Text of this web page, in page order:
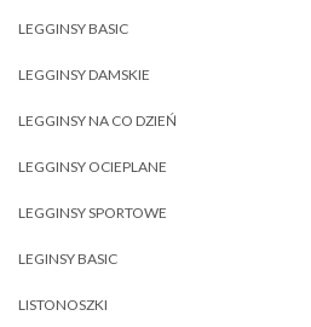
LEGGINSY BASIC
LEGGINSY DAMSKIE
LEGGINSY NA CO DZIEŃ
LEGGINSY OCIEPLANE
LEGGINSY SPORTOWE
LEGINSY BASIC
LISTONOSZKI